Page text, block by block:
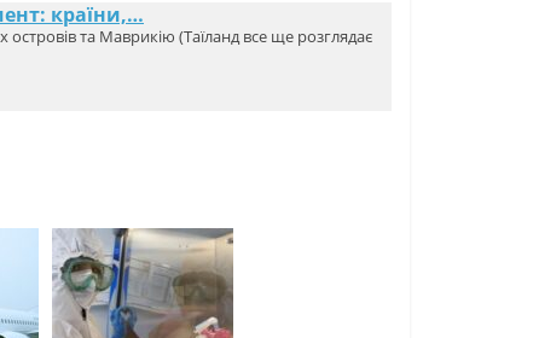
країни,…
островів та Маврикію (Таїланд все ще розглядає